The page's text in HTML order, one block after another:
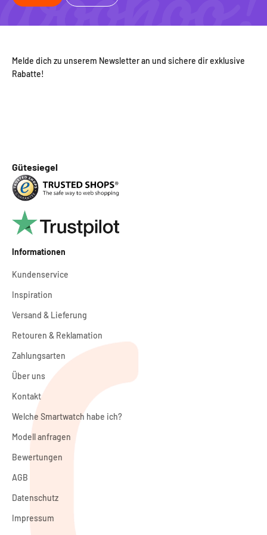
Melde dich zu unserem Newsletter an und sichere dir exklusive
Rabatte!
Gütesiegel
Informationen
Kundenservice
Inspiration
Versand & Lieferung
Retouren & Reklamation
Zahlungsarten
Über uns
Kontakt
Welche Smartwatch habe ich?
Modell anfragen
Bewertungen
AGB
Datenschutz
Impressum